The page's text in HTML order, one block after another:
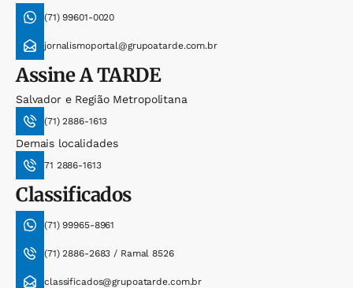
(71) 99601-0020
jornalismoportal@grupoatarde.com.br
AssineA TARDE
Salvador e Região Metropolitana
(71) 2886-1613
Demais localidades
71 2886-1613
Classificados
(71) 99965-8961
(71) 2886-2683 / Ramal 8526
classificados@grupoatarde.com.br